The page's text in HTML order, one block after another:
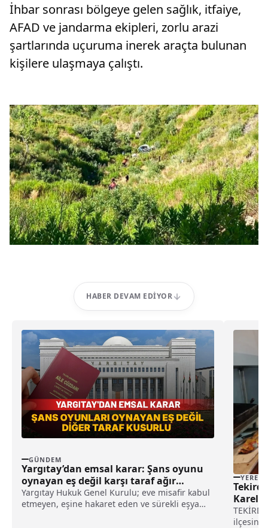
İhbar sonrası bölgeye gelen sağlık, itfaiye,
AFAD ve jandarma ekipleri, zorlu arazi
şartlarında uçuruma inerek araçta bulunan
kişilere ulaşmaya çalıştı.
HABER DEVAM EDIYOR
GÜNDEM
Yargıtay’dan emsal karar: Şans oyunu
oynayan eş değil karşı taraf ağır
kusurlu sayıldı
Yargıtay Hukuk Genel Kurulu; eve misafir kabul
etmeyen, eşine hakaret eden ve sürekli eşya
YEREL